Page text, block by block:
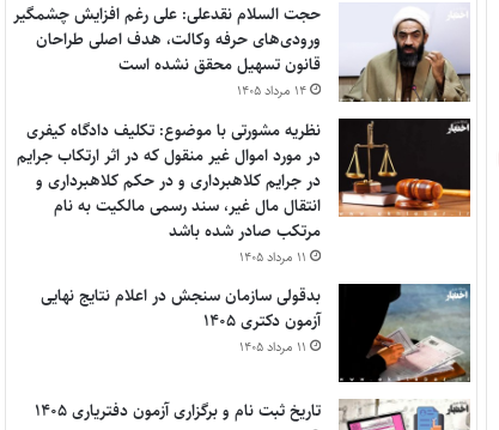
حجت السلام نقدعلی: علی رغم افزایش چشمگیر
ورودی‌های حرفه وکالت، هدف اصلی طراحان
قانون تسهیل محقق نشده است
۱۴ مرداد ۱۴۰۵
نظریه مشورتی با موضوع: تکلیف دادگاه کیفری
در مورد اموال غیر منقول که در اثر ارتکاب جرایم
در جرایم کلاهبرداری و در حکم کلاهبرداری و
انتقال مال غیر، سند رسمی مالکیت به نام
مرتکب صادر شده باشد
۱۱ مرداد ۱۴۰۵
بدقولی سازمان سنجش در اعلام نتایج نهایی
آزمون دکتری ۱۴۰۵
۱۱ مرداد ۱۴۰۵
تاریخ ثبت نام و برگزاری آزمون دفتریاری ۱۴۰۵